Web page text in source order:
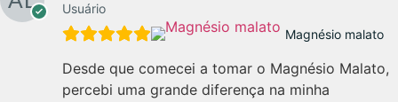
Usuário
Magnésio malato
Desde que comecei a tomar o Magnésio Malato,
percebi uma grande diferença na minha